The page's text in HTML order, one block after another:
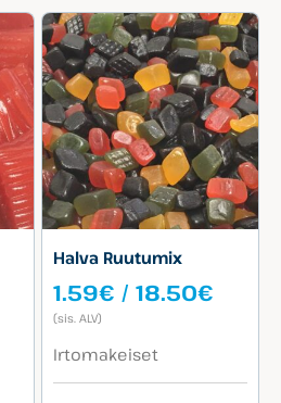
Hintaluokka:
Halva Ruutumix
1.59€ / 18.50€
(sis. ALV)
Tuotekategoriat:
Irtomakeiset